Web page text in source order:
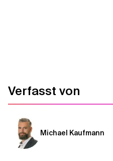
Verfasst von
Michael Kaufmann